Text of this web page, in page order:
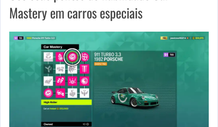
Mastery em carros especiais